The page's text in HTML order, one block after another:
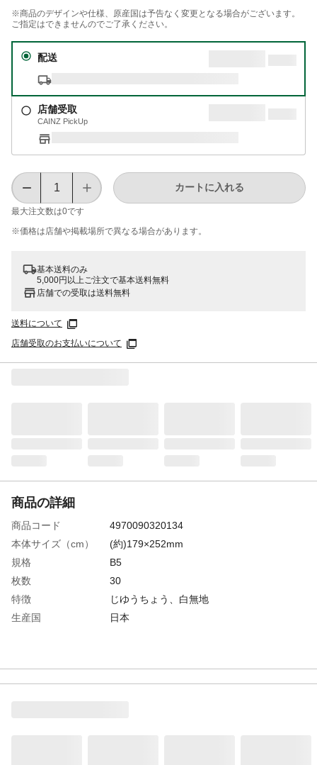
※商品のデザインや仕様、原産国は予告なく変更となる場合がございます。
ご指定はできませんのでご了承ください。
配送
店舗受取
CAINZ PickUp
最大注文数は0です
カートに入れる
※価格は​店舗や​掲載場所で​異なる​場合が​あります。
基本送料のみ
5,000円以上ご注文で基本送料無料
店舗での受取は送料無料
送料について
店舗受取のお支払いについて
商品の詳細
商品コード
4970090320134
本体サイズ（cm）
(約)179×252mm
規格
B5
枚数
30
特徴
じゆうちょう、白無地
生産国
日本